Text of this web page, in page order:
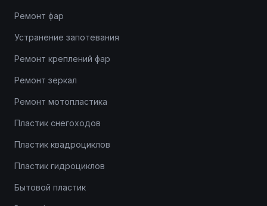
Ремонт фар
Устранение запотевания
Ремонт креплений фар
Ремонт зеркал
Ремонт мотопластика
Пластик снегоходов
Пластик квадроциклов
Пластик гидроциклов
Бытовой пластик